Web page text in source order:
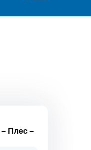
– Плес –